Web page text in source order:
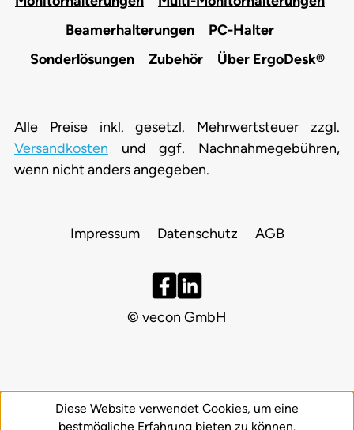
Beamerhalterungen
PC-Halter
Sonderlösungen
Zubehör Über ErgoDesk®
Alle Preise inkl. gesetzl. Mehrwertsteuer zzgl.
Versandkosten und ggf. Nachnahmegebühren,
wenn nicht anders angegeben.
Impressum Datenschutz AGB
© vecon GmbH
Diese Website verwendet Cookies, um eine
bestmögliche Erfahrung bieten zu können.